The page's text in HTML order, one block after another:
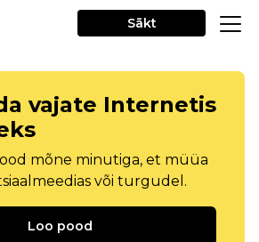
Sākt
vajate Internetis
mõne minutiga, et müüa
või turgudel.
Loo pood